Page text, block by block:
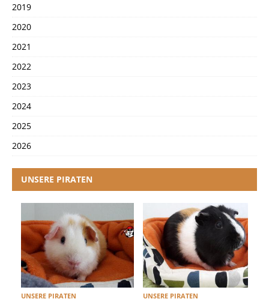
2019
2020
2021
2022
2023
2024
2025
2026
UNSERE PIRATEN
UNSERE PIRATEN UNSERE PIRATEN